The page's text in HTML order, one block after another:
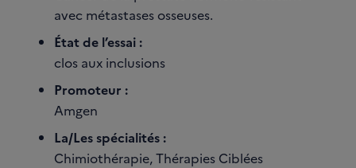
avec métastases osseuses.
État de l’essai :
clos aux inclusions
Promoteur :
Amgen
La/Les spécialités :
Chimiothérapie, Thérapies Ciblées